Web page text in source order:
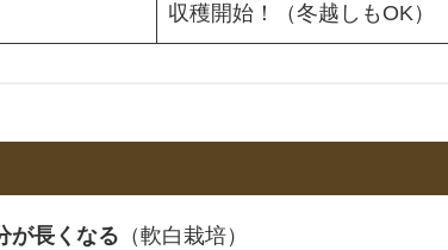
収穫開始！（冬越しもOK）
が長くなる （軟白栽培）